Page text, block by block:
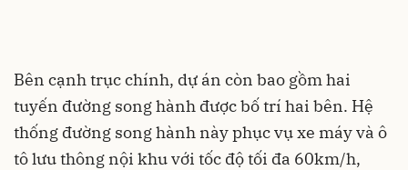
Bên cạnh trục chính, dự án còn bao gồm hai
tuyến đường song hành được bố trí hai bên. Hệ
thống đường song hành này phục vụ xe máy và ô
tô lưu thông nội khu với tốc độ tối đa 60km/h,